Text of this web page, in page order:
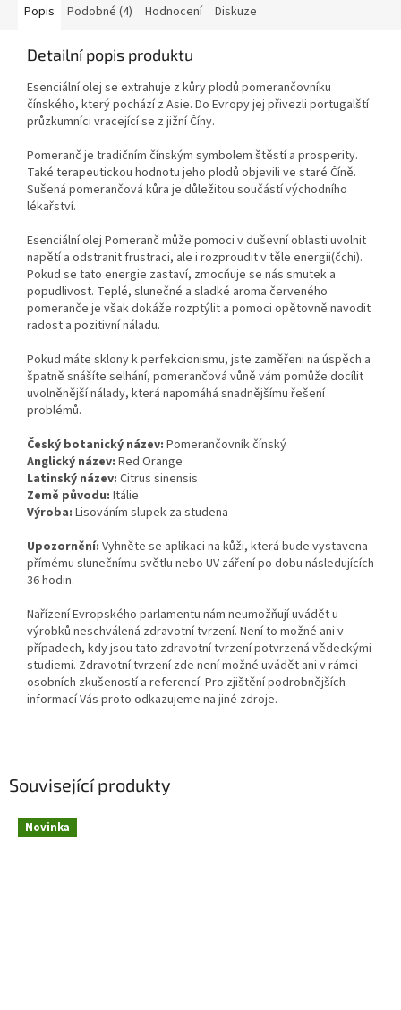
Související produkty
Novinka
Popis Podobné (4) Hodnocení Diskuze
Detailní popis produktu
Esenciální olej se extrahuje z kůry plodů pomerančovníku
čínského, který pochází z Asie. Do Evropy jej přivezli portugalští
průzkumníci vracející se z jižní Číny.
Pomeranč je tradičním čínským symbolem štěstí a prosperity.
Také terapeutickou hodnotu jeho plodů objevili ve staré Číně.
Sušená pomerančová kůra je důležitou součástí východního
lékařství.
Esenciální olej Pomeranč může pomoci v duševní oblasti uvolnit
napětí a odstranit frustraci, ale i rozproudit v těle energii(čchi).
Pokud se tato energie zastaví, zmocňuje se nás smutek a
popudlivost. Teplé, slunečné a sladké aroma červeného
pomeranče je však dokáže rozptýlit a pomoci opětovně navodit
radost a pozitivní náladu.
Pokud máte sklony k perfekcionismu, jste zaměřeni na úspěch a
špatně snášíte selhání, pomerančová vůně vám pomůže docílit
uvolněnější nálady, která napomáhá snadnějšímu řešení
problémů.
Český botanický název: Pomerančovník čínský
Anglický název: Red Orange
Latinský název: Citrus sinensis
Země původu: Itálie
Výroba: Lisováním slupek za studena
Upozornění: Vyhněte se aplikaci na kůži, která bude vystavena
přímému slunečnímu světlu nebo UV záření po dobu následujících
36 hodin.
Nařízení Evropského parlamentu nám neumožňují uvádět u
výrobků neschválená zdravotní tvrzení. Není to možné ani v
případech, kdy jsou tato zdravotní tvrzení potvrzená vědeckými
studiemi. Zdravotní tvrzení zde není možné uvádět ani v rámci
osobních zkušeností a referencí. Pro zjištění podrobnějších
informací Vás proto odkazujeme na jiné zdroje.